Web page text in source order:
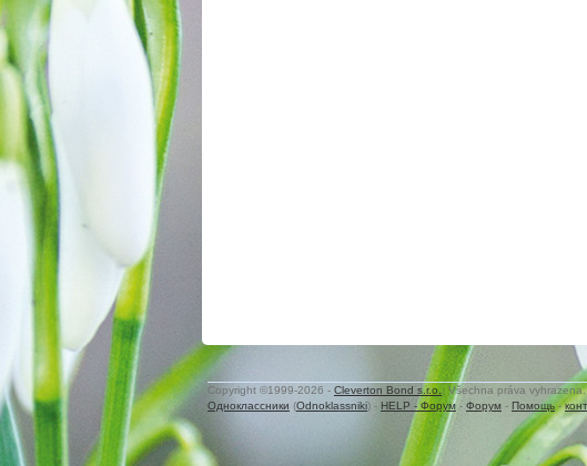
Copyright ©1999-2026 - Cleverton Bond s.r.o.
. Všechna práva
Одноклассники (Odnoklassniki) - HELP - Форум - Форум - Помощь-